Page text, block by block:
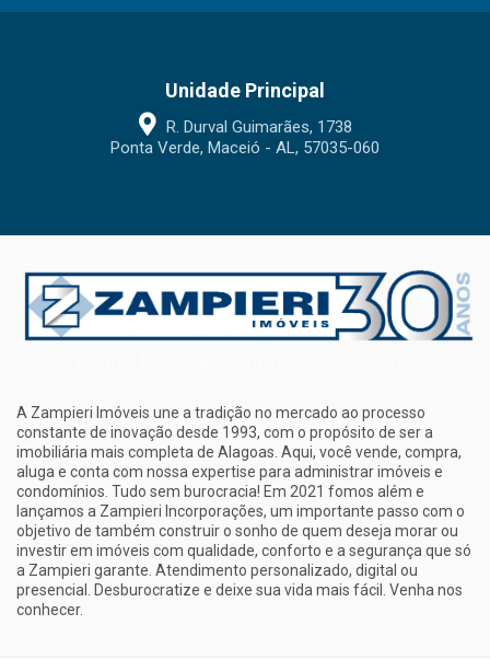
Unidade Principal
R. Durval Guimarães, 1738
Ponta Verde, Maceió - AL, 57035-060
A Zampieri Imóveis une a tradição no mercado ao processo
constante de inovação desde 1993, com o propósito de ser a
imobiliária mais completa de Alagoas. Aqui, você vende, compra,
aluga e conta com nossa expertise para administrar imóveis e
condomínios. Tudo sem burocracia! Em 2021 fomos além e
lançamos a Zampieri Incorporações, um importante passo com o
objetivo de também construir o sonho de quem deseja morar ou
investir em imóveis com qualidade, conforto e a segurança que só
a Zampieri garante. Atendimento personalizado, digital ou
presencial. Desburocratize e deixe sua vida mais fácil. Venha nos
conhecer.